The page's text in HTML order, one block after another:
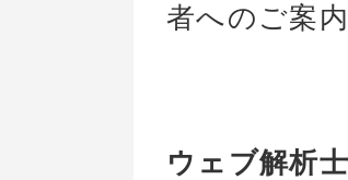
者へのご案内
ウェブ解析